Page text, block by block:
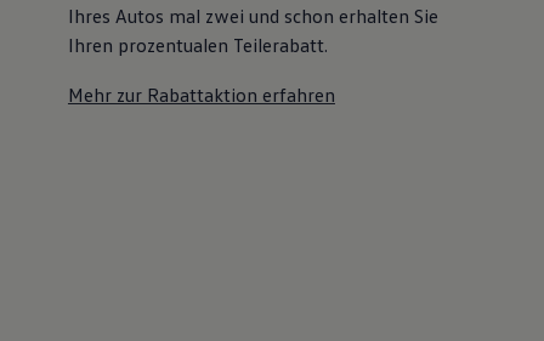
Ihres Autos mal zwei und schon erhalten Sie
Ihren prozentualen Teilerabatt.
Mehr zur Rabattaktion erfahren